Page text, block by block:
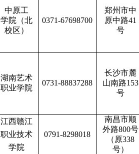
中原工
学院（北
校区）
0371-67698700
郑州市中
原中路41
号
湖南艺术
职业学院
0731-88837288
长沙市麓
山南路153
号
江西赣江
职业技术
学院
0791-8298018
南昌市顺
外路800号
（原338
号）